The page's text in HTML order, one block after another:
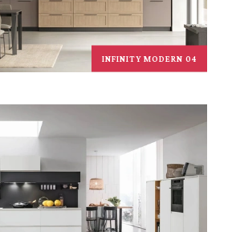
INFINITY MODERN 04